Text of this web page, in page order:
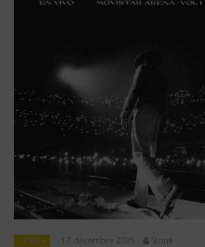
LYRICS 17 décembre 2025 Stone